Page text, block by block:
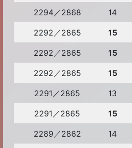
2294／2868 14
2292／2865 15
2292／2865 15
2292／2865 15
2291／2865 13
2291／2865 15
2289／2862 14